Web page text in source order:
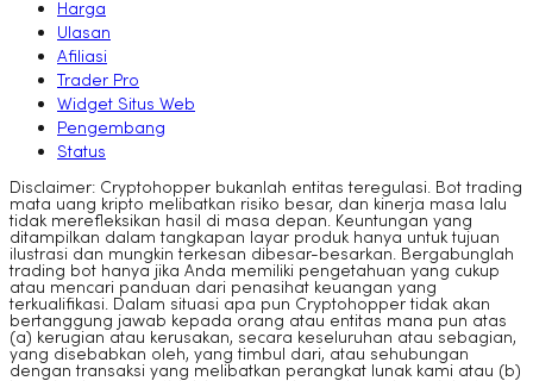
Harga
Ulasan
Afiliasi
Trader Pro
Widget Situs Web
Pengembang
Status
Disclaimer: Cryptohopper bukanlah entitas teregulasi. Bot trading
mata uang kripto melibatkan risiko besar, dan kinerja masa lalu
tidak merefleksikan hasil di masa depan. Keuntungan yang
ditampilkan dalam tangkapan layar produk hanya untuk tujuan
ilustrasi dan mungkin terkesan dibesar-besarkan. Bergabunglah
trading bot hanya jika Anda memiliki pengetahuan yang cukup
atau mencari panduan dari penasihat keuangan yang
terkualifikasi. Dalam situasi apa pun Cryptohopper tidak akan
bertanggung jawab kepada orang atau entitas mana pun atas
(a) kerugian atau kerusakan, secara keseluruhan atau sebagian,
yang disebabkan oleh, yang timbul dari, atau sehubungan
dengan transaksi yang melibatkan perangkat lunak kami atau (b)